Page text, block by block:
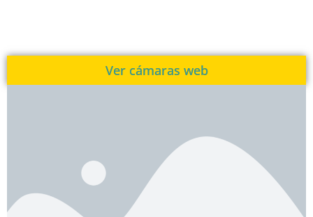
Ver cámaras web